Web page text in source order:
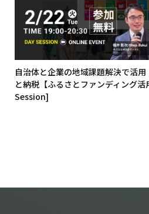
自治体と企業の地域課題解決で活
と納税【ふるさとファンディング
Session]